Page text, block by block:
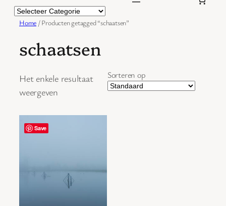
Home / Producten getagged “schaatsen”
schaatsen
Het enkele resultaat
weergeven
Sorteren op
Save